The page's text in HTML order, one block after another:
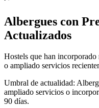
Albergues con
Actualizados
Hostels que han
o ampliado servicios
Umbral de actualidad:
ampliado servicios o
90 días.